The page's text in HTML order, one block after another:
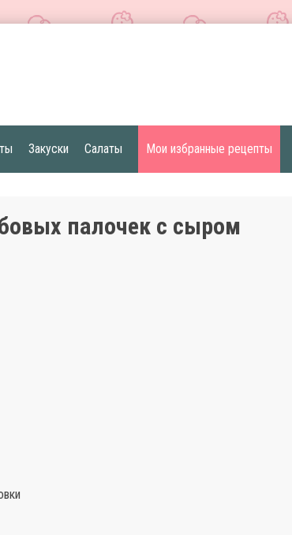
Закуски Салаты Мои избранные рецепты
палочек с сыром